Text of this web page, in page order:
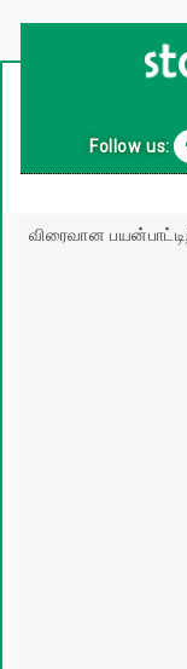
Follow us:
விரைவான